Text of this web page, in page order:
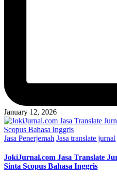
January 12, 2026
Posted
Jasa Penerjemah Jasa translate jurnal
JokiJurnal.com Jasa Translate
Sinta Scopus Bahasa Inggris